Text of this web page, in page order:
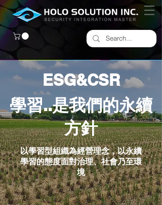
ESG&CSR
學習..是我們的永續
方針
以學習型組織為經營理念，以永續
學習的態度面對治理、社會乃至環
境